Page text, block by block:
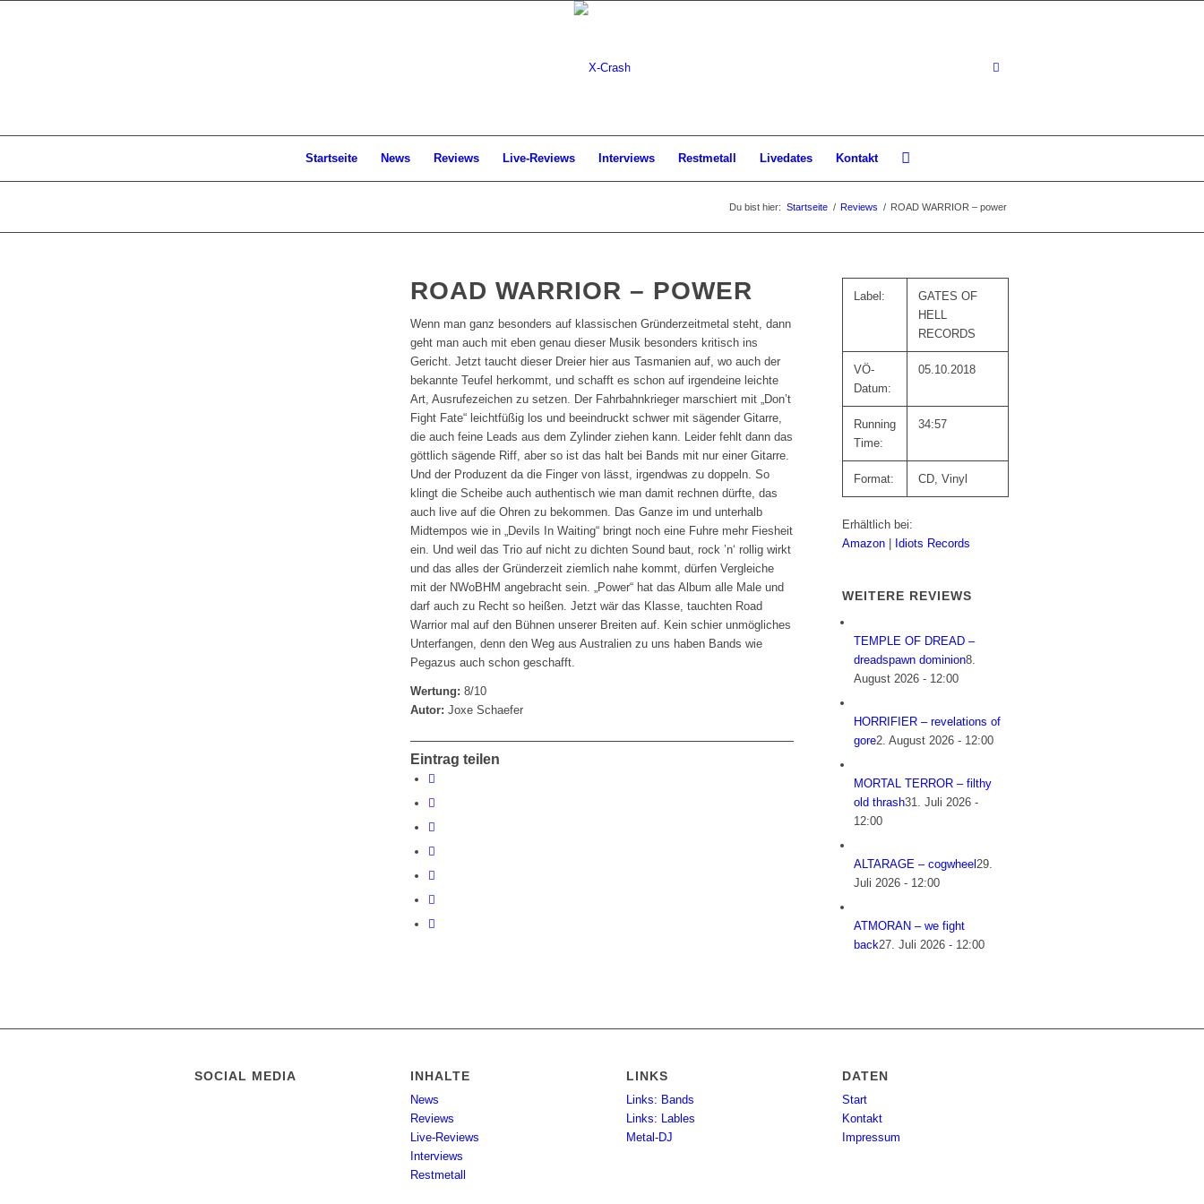
Startseite News Reviews Live-Reviews Interviews Restmetall Livedates Kontakt
Du bist hier: Startseite / Reviews / ROAD WARRIOR – power
ROAD WARRIOR – POWER
Wenn man ganz besonders auf klassischen Gründerzeitmetal steht, dann
geht man auch mit eben genau dieser Musik besonders kritisch ins
Gericht. Jetzt taucht dieser Dreier hier aus Tasmanien auf, wo auch der
bekannte Teufel herkommt, und schafft es schon auf irgendeine leichte
Art, Ausrufezeichen zu setzen. Der Fahrbahnkrieger marschiert mit „Don’t
Fight Fate“ leichtfüßig los und beeindruckt schwer mit sägender Gitarre,
die auch feine Leads aus dem Zylinder ziehen kann. Leider fehlt dann das
göttlich sägende Riff, aber so ist das halt bei Bands mit nur einer Gitarre.
Und der Produzent da die Finger von lässt, irgendwas zu doppeln. So
klingt die Scheibe auch authentisch wie man damit rechnen dürfte, das
auch live auf die Ohren zu bekommen. Das Ganze im und unterhalb
Midtempos wie in „Devils In Waiting“ bringt noch eine Fuhre mehr Fiesheit
ein. Und weil das Trio auf nicht zu dichten Sound baut, rock ’n‘ rollig wirkt
und das alles der Gründerzeit ziemlich nahe kommt, dürfen Vergleiche
mit der NWoBHM angebracht sein. „Power“ hat das Album alle Male und
darf auch zu Recht so heißen. Jetzt wär das Klasse, tauchten Road
Warrior mal auf den Bühnen unserer Breiten auf. Kein schier unmögliches
Unterfangen, denn den Weg aus Australien zu uns haben Bands wie
Pegazus auch schon geschafft.
Wertung: 8/10
Autor: Joxe Schaefer
Eintrag teilen
Label:
GATES OF
HELL
RECORDS
VÖ-
Datum:
05.10.2018
Running
Time:
34:57
Format: CD, Vinyl
Erhältlich bei:
Amazon
Idiots Records
WEITERE REVIEWS
TEMPLE OF DREAD –
dreadspawn dominion8.
August 2026 - 12:00
HORRIFIER – revelations of
gore2. August 2026 - 12:00
MORTAL TERROR – filthy
old thrash31. Juli 2026 -
12:00
ALTARAGE – cogwheel29.
Juli 2026 - 12:00
ATMORAN – we fight
back27. Juli 2026 - 12:00
SOCIAL MEDIA INHALTE
News
Reviews
Live-Reviews
Interviews
Restmetall
LINKS
Links: Bands
Links: Lables
Metal-DJ
DATEN
Start
Kontakt
Impressum